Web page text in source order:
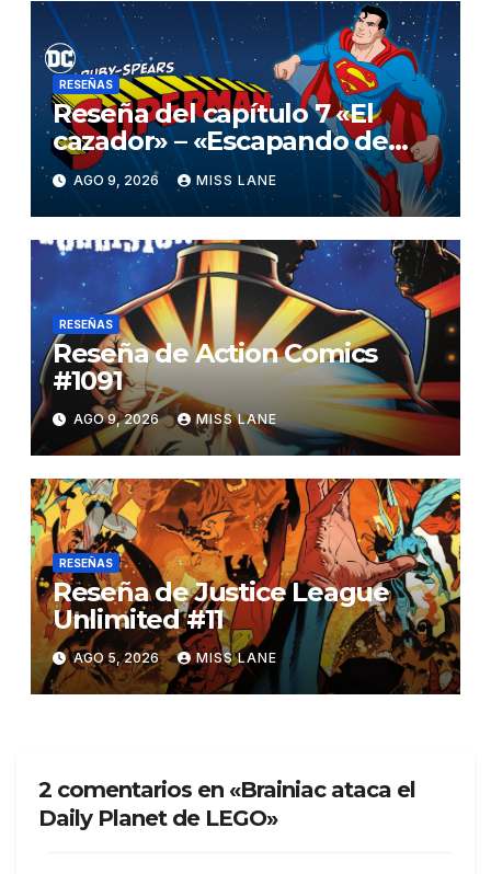
RESEÑAS
Reseña del capítulo 7 «El
cazador» – «Escapando de
casa» de «Superman»
AGO 9, 2026 MISS LANE
RESEÑAS
Reseña de Action Comics
#1091
AGO 9, 2026 MISS LANE
RESEÑAS
Reseña de Justice League
Unlimited #11
AGO 5, 2026 MISS LANE
2 comentarios en «Brainiac ataca el
Daily Planet de LEGO»